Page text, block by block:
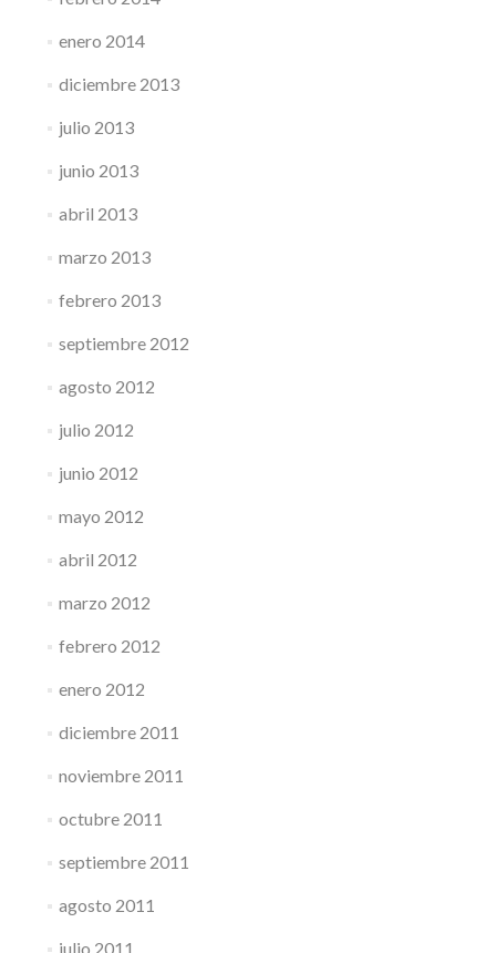
enero 2014
diciembre 2013
julio 2013
junio 2013
abril 2013
marzo 2013
febrero 2013
septiembre 2012
agosto 2012
julio 2012
junio 2012
mayo 2012
abril 2012
marzo 2012
febrero 2012
enero 2012
diciembre 2011
noviembre 2011
octubre 2011
septiembre 2011
agosto 2011
julio 2011